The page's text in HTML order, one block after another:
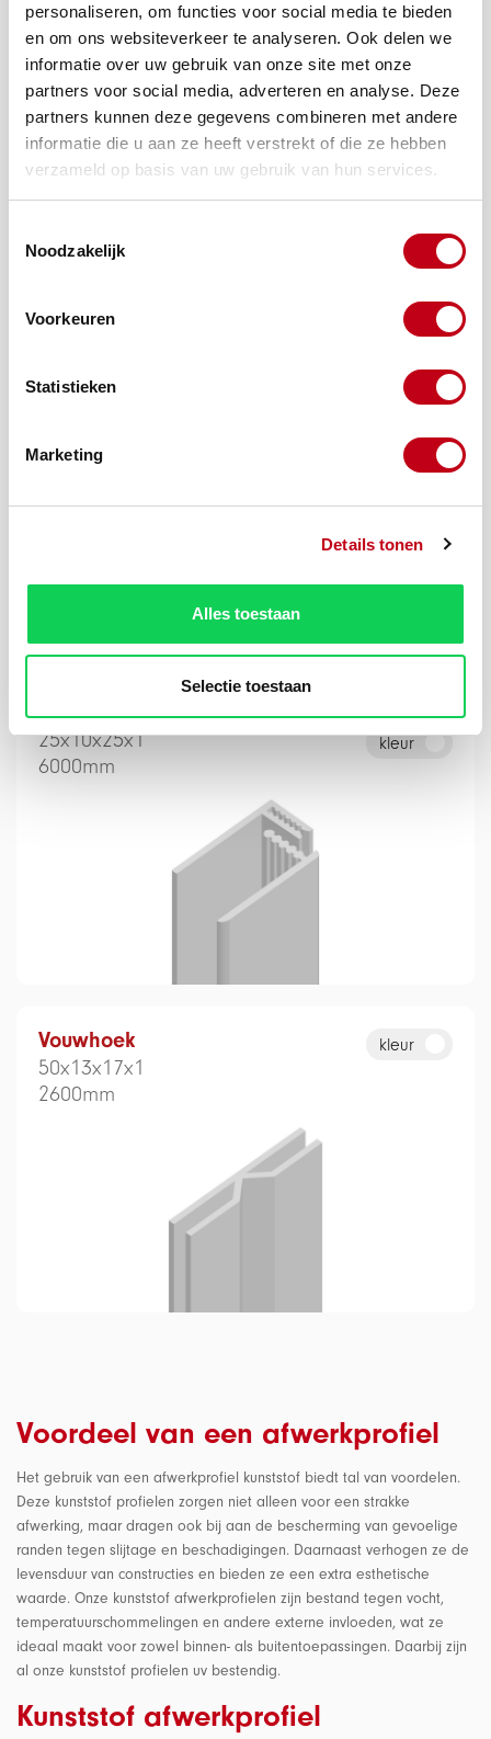
personaliseren, om functies voor social media te bieden
en om ons websiteverkeer te analyseren. Ook delen we
informatie over uw gebruik van onze site met onze
partners voor social media, adverteren en analyse. Deze
partners kunnen deze gegevens combineren met andere
informatie die u aan ze heeft verstrekt of die ze hebben
verzameld op basis van uw gebruik van hun services.
Noodzakelijk
Voorkeuren
Statistieken
Marketing
Details tonen
Alles toestaan
Selectie toestaan
kleur
10x28x11x0,9
3000mm
kleur
3000mm
kleur
25x10x25x1
6000mm
kleur
Vouwhoek
50x13x17x1
2600mm
Voordeel van een afwerkprofiel
Het gebruik van een afwerkprofiel kunststof biedt tal van voordelen.
Deze kunststof profielen zorgen niet alleen voor een strakke
afwerking, maar dragen ook bij aan de bescherming van gevoelige
randen tegen slijtage en beschadigingen. Daarnaast verhogen ze de
levensduur van constructies en bieden ze een extra esthetische
waarde. Onze kunststof afwerkprofielen zijn bestand tegen vocht,
temperatuurschommelingen en andere externe invloeden, wat ze
ideaal maakt voor zowel binnen- als buitentoepassingen. Daarbij zijn
al onze kunststof profielen uv bestendig.
Kunststof afwerkprofiel